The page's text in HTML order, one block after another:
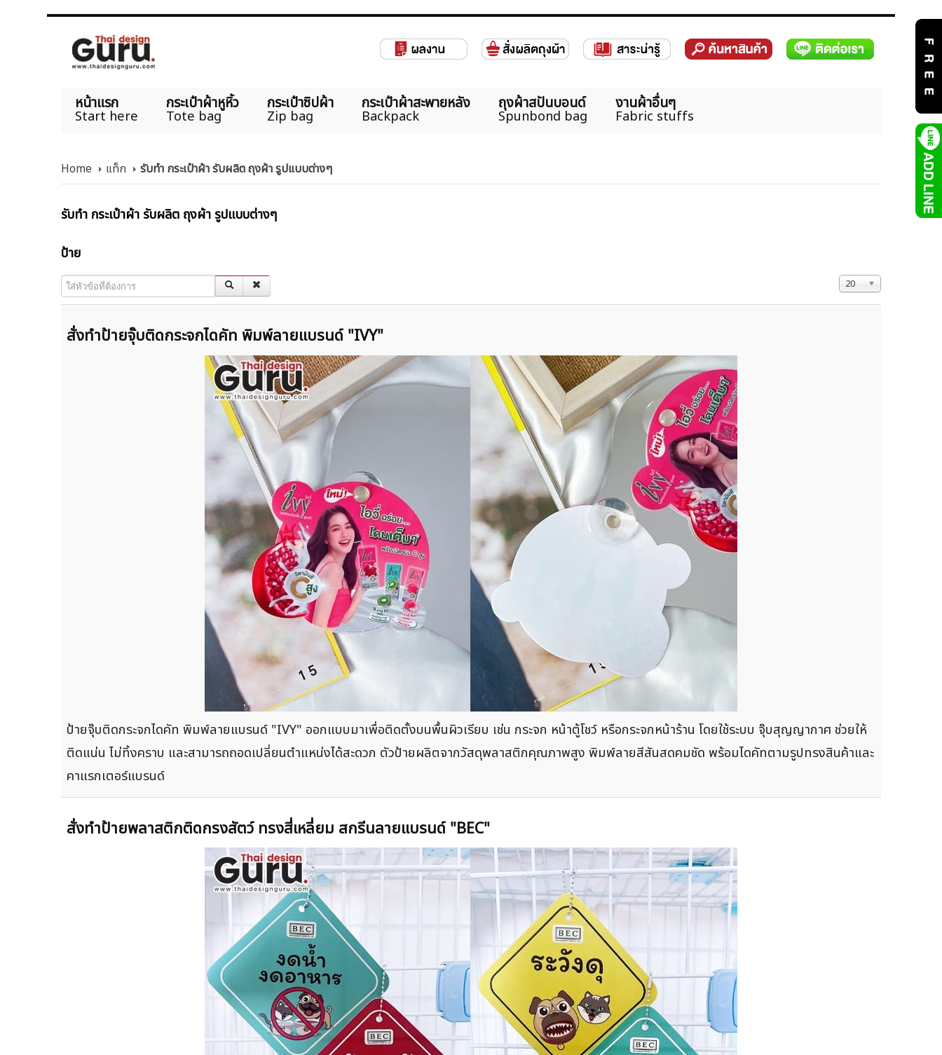
หน้าแรก
Start here
กระเป๋าผ้าหูหิ้ว
Tote bag
กระเป๋าซิปผ้า
Zip bag
กระเป๋าผ้าสะพายหลัง
Backpack
ถุงผ้าสปันบอนด์
Spunbond bag
งานผ้าอื่นๆ
Fabric stuffs
Home แท็ก รับทำ กระเป๋าผ้า รับผลิต ถุงผ้า รูปแบบต่างๆ
รับทำ กระเป๋าผ้า รับผลิต ถุงผ้า รูปแบบต่างๆ
ป้าย
ใส่หัวข้อที่ต้องการ แสดง #
20
สั่งทำป้ายจุ๊บติดกระจกไดคัท พิมพ์ลายแบรนด์ "IVY"
ป้ายจุ๊บติดกระจกไดคัท พิมพ์ลายแบรนด์ "IVY" ออกแบบมาเพื่อติดตั้งบนพื้นผิวเรียบ เช่น กระจก หน้าตู้โชว์ หรือกระจกหน้าร้าน โดยใช้ระบบ จุ๊บสุญญากาศ ช่วยให้
ติดแน่น ไม่ทิ้งคราบ และสามารถถอดเปลี่ยนตำแหน่งได้สะดวก ตัวป้ายผลิตจากวัสดุพลาสติกคุณภาพสูง พิมพ์ลายสีสันสดคมชัด พร้อมไดคัทตามรูปทรงสินค้าและ
คาแรกเตอร์แบรนด์
สั่งทำป้ายพลาสติกติดกรงสัตว์ ทรงสี่เหลี่ยม สกรีนลายแบรนด์ "BEC"